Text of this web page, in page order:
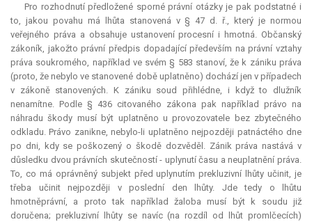
Pro rozhodnutí předložené sporné právní otázky je pak podstatné i
to, jakou povahu má lhůta stanovená v § 47 d. ř., který je normou
veřejného práva a obsahuje ustanovení procesní i hmotná. Občanský
zákoník, jakožto právní předpis dopadající především na právní vztahy
práva soukromého, například ve svém § 583 stanoví, že k zániku práva
(proto, že nebylo ve stanovené době uplatněno) dochází jen v případech
v zákoně stanovených. K zániku soud přihlédne, i když to dlužník
nenamítne. Podle § 436 citovaného zákona pak například právo na
náhradu škody musí být uplatněno u provozovatele bez zbytečného
odkladu. Právo zanikne, nebylo-li uplatněno nejpozději patnáctého dne
po dni, kdy se poškozený o škodě dozvěděl. Zánik práva nastává v
důsledku dvou právních skutečností - uplynutí času a neuplatnění práva.
To, co má oprávněný subjekt před uplynutím prekluzivní lhůty učinit, je
třeba učinit nejpozději v poslední den lhůty. Jde tedy o lhůtu
hmotněprávní, a proto tak například žaloba musí být k soudu již
doručena; prekluzivní lhůty se navíc (na rozdíl od lhůt promlčecích)